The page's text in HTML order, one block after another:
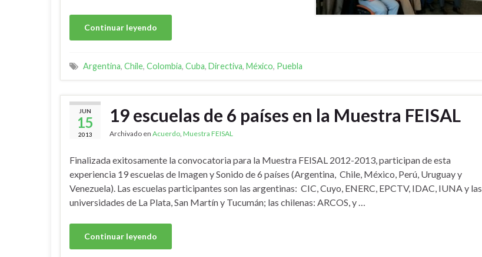
Continuar leyendo
Argentina, Chile, Colombia, Cuba, Directiva, México, Puebla
JUN
15
2013
19 escuelas de 6 países en la Muestra FEISAL
Archivado en Acuerdo, Muestra FEISAL
Finalizada exitosamente la convocatoria para la Muestra FEISAL 2012-2013, participan de esta
experiencia 19 escuelas de Imagen y Sonido de 6 países (Argentina, Chile, México, Perú, Uruguay y
Venezuela). Las escuelas participantes son las argentinas: CIC, Cuyo, ENERC, EPCTV, IDAC, IUNA y las
universidades de La Plata, San Martín y Tucumán; las chilenas: ARCOS, y …
Continuar leyendo